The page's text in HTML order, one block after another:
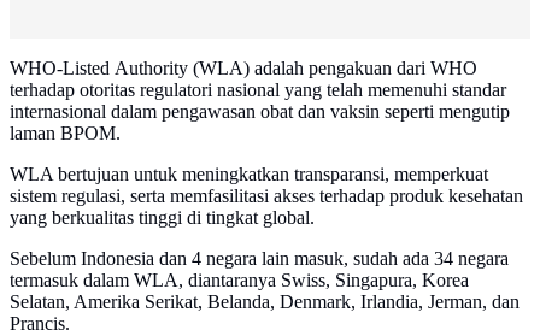
WHO-Listed Authority (WLA) adalah pengakuan dari WHO
terhadap otoritas regulatori nasional yang telah memenuhi standar
internasional dalam pengawasan obat dan vaksin seperti mengutip
laman BPOM.
WLA bertujuan untuk meningkatkan transparansi, memperkuat
sistem regulasi, serta memfasilitasi akses terhadap produk kesehatan
yang berkualitas tinggi di tingkat global.
Sebelum Indonesia dan 4 negara lain masuk, sudah ada 34 negara
termasuk dalam WLA, diantaranya Swiss, Singapura, Korea
Selatan, Amerika Serikat, Belanda, Denmark, Irlandia, Jerman, dan
Prancis.